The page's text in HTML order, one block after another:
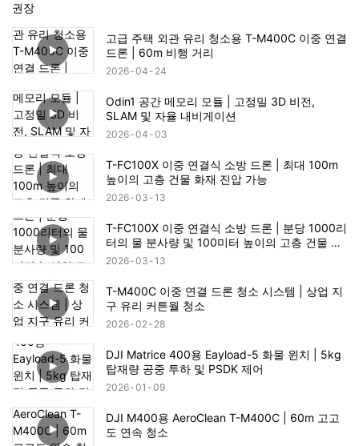
권장
고급 주택 외관 유리 청소용 T-M400C 이중 연결
드론 | 60m 비행 거리
2026 04 24
Odin1 공간 메모리 모듈 | 고정밀 3D 비전,
SLAM 및 자율 내비게이션
2026 04 03
T-FC100X 이중 연결식 소방 드론 | 최대 100m
높이의 고층 건물 화재 진압 가능
2026 03 13
T-FC100X 이중 연결식 소방 드론 | 분당 1000리
터의 물 분사량 및 100미터 높이의 고층 건물 화
재 구조 가능
2026 03 13
T-M400C 이중 연결 드론 청소 시스템 | 상업 지
구 유리 커튼월 청소
2026 02 28
DJI Matrice 400용 Eayload-5 화물 윈치 | 5kg
탑재량 공중 투하 및 PSDK 제어
2026 01 09
DJI M400용 AeroClean T-M400C | 60m 고고
도 연속 청소